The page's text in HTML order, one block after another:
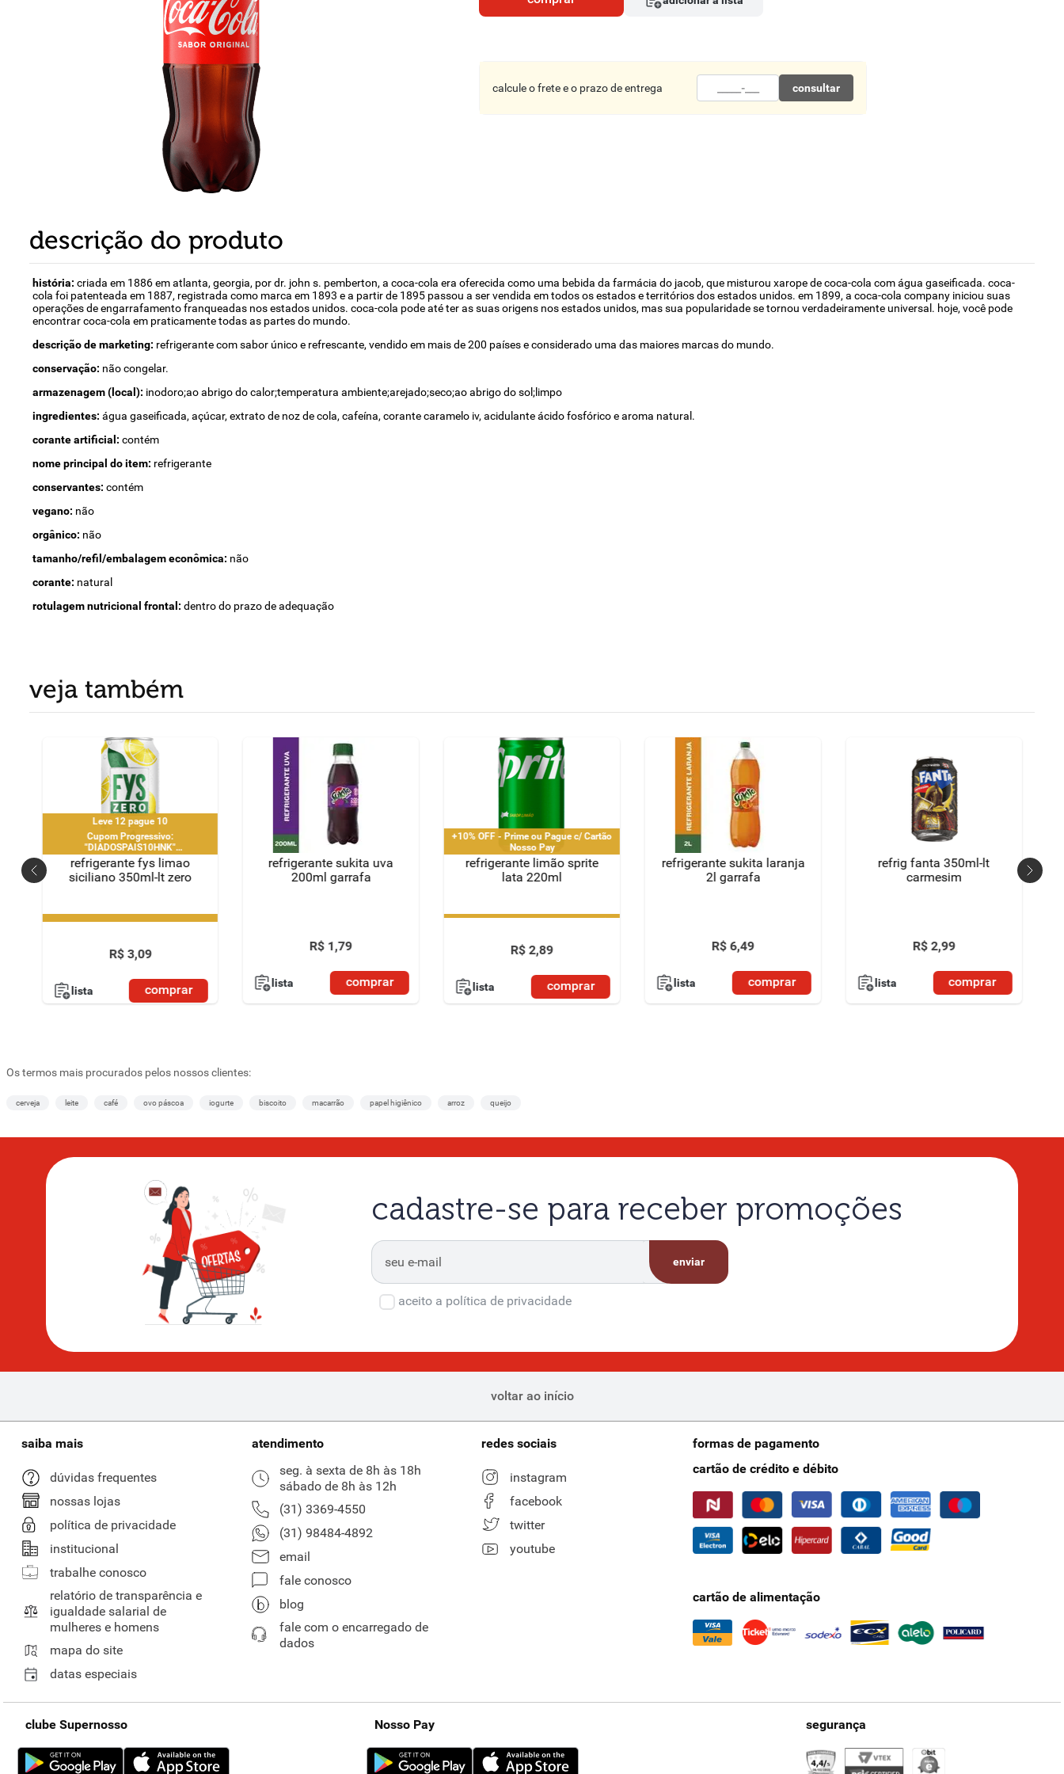
calcule o frete e o prazo de entrega consultar
descrição do produto
história: criada em 1886 em atlanta, georgia, por dr. john s. pemberton, a coca-cola era oferecida como uma bebida da farmácia do jacob, que misturou xarope de coca-cola com água gaseificada. coca-
cola foi patenteada em 1887, registrada como marca em 1893 e a partir de 1895 passou a ser vendida em todos os estados e territórios dos estados unidos. em 1899, a coca-cola company iniciou suas
operações de engarrafamento franqueadas nos estados unidos. coca-cola pode até ter as suas origens nos estados unidos, mas sua popularidade se tornou verdadeiramente universal. hoje, você pode
encontrar coca-cola em praticamente todas as partes do mundo.
descrição de marketing: refrigerante com sabor único e refrescante, vendido em mais de 200 países e considerado uma das maiores marcas do mundo.
conservação: não congelar.
armazenagem (local): inodoro;ao abrigo do calor;temperatura ambiente;arejado;seco;ao abrigo do sol;limpo
ingredientes: água gaseificada, açúcar, extrato de noz de cola, cafeína, corante caramelo iv, acidulante ácido fosfórico e aroma natural.
corante artificial: contém
nome principal do item: refrigerante
conservantes: contém
vegano: não
orgânico: não
tamanho/refil/embalagem econômica: não
corante: natural
rotulagem nutricional frontal: dentro do prazo de adequação
veja também
Leve 12 pague 10
Cupom Progressivo:
"DIADOSPAIS10HNK"
|"DIADOSPAIS20HNK" |
"DIADOSPAIS30HNK" | limitado a 2
pedido por CPF
refrigerante fys limao
siciliano 350ml-lt zero
Leve 12 pague 10
Cupom Progressivo:
|"DIADOSPAIS20HNK" |
"DIADOSPAIS30HNK" | limitado a 2
R$ 3,09
lista comprar
refrigerante sukita uva
200ml garrafa
R$ 1,79
lista comprar
+10% OFF - Prime ou Pague c/ Cartão
Nosso Pay
refrigerante limão sprite
lata 220ml
+10% OFF - Prime ou Pague c/ Cartão
R$ 2,89
lista comprar
refrigerante sukita laranja
2l garrafa
R$ 6,49
lista comprar
refrig fanta 350ml-lt
carmesim
R$ 2,99
lista comprar
Os termos mais procurados pelos nossos clientes:
cerveja leite café ovo páscoa iogurte biscoito macarrão papel higiênico arroz queijo
cadastre-se para receber promoções
enviar
aceito a política de privacidade
voltar ao início
saiba mais
dúvidas frequentes
nossas lojas
política de privacidade
institucional
trabalhe conosco
relatório de transparência e
igualdade salarial de
mulheres e homens
mapa do site
datas especiais
atendimento
seg. à sexta de 8h às 18h
sábado de 8h às 12h
(31) 3369-4550
(31) 98484-4892
email
fale conosco
blog
fale com o encarregado de
dados
redes sociais
instagram
facebook
twitter
youtube
formas de pagamento
cartão de crédito e débito
cartão de alimentação
clube Supernosso Nosso Pay segurança
8º detergente
9º macarrão
chocolate